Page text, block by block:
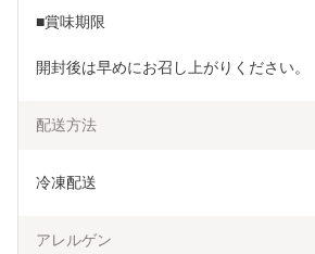
■賞味期限
開封後は早めにお召し上がりください。
配送方法
冷凍配送
アレルゲン